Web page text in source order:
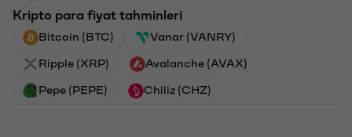
Kripto para fiyat tahminleri
Bitcoin (BTC) Vanar (VANRY)
Ripple (XRP) Avalanche (AVAX)
Pepe (PEPE) Chiliz (CHZ)